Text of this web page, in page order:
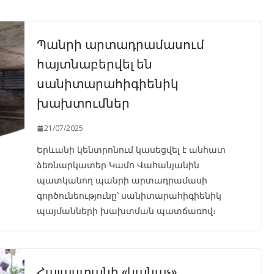
Պանրի արտադրամասում
հայտնաբերվել են
սանիտարահիգիենիկ
խախտումներ
21/07/2025
Երևանի կենտրոնում կասեցվել է անհատ
ձեռնարկատեր Կամո Վահանյանին
պատկանող պանրի արտադրամասի
գործունեությունը՝ սանիտարահիգիենիկ
պայմանների խախտման պատճառով։